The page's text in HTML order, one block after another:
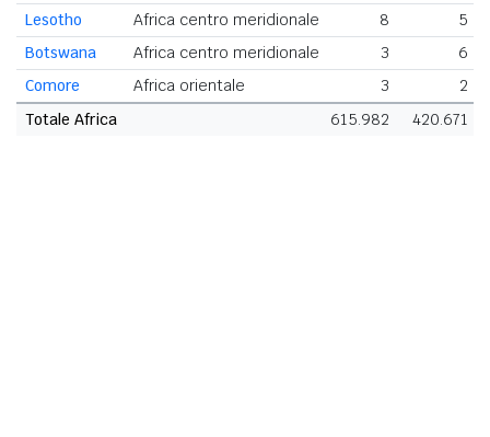
Lesotho
Africa centro meridionale 8
5
Botswana
Africa centro meridionale 3
6
Comore
Africa orientale 3
2
Totale Africa
615.982 420.671